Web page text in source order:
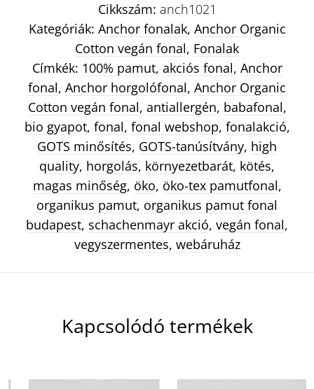
Cikkszám: anch1021
Kategóriák: Anchor fonalak, Anchor Organic
Cotton vegán fonal, Fonalak
Címkék: 100% pamut, akciós fonal, Anchor
fonal, Anchor horgolófonal, Anchor Organic
Cotton vegán fonal, antiallergén, babafonal,
bio gyapot, fonal, fonal webshop, fonalakció,
GOTS minősítés, GOTS-tanúsítvány, high
quality, horgolás, környezetbarát, kötés,
magas minőség, öko, öko-tex pamutfonal,
organikus pamut, organikus pamut fonal
budapest, schachenmayr akció, vegán fonal,
vegyszermentes, webáruház
Kapcsolódó termékek